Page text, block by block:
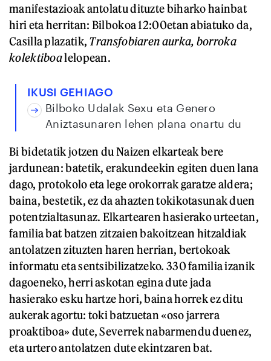
manifestazioak antolatu dituzte biharko hainbat
hiri eta herritan: Bilbokoa 12:00etan abiatuko da,
Casilla plazatik, Transfobiaren aurka, borroka
kolektiboalelopean.
IKUSI GEHIAGO
Bilboko Udalak Sexu eta Genero
Aniztasunaren lehen plana onartu du
Bi bidetatik jotzen du Naizen elkarteak bere
jardunean: batetik, erakundeekin egiten duen lana
dago, protokolo eta lege orokorrak garatze aldera;
baina, bestetik, ez da ahazten tokikotasunak duen
potentzialtasunaz. Elkartearen hasierako urteetan,
familia bat batzen zitzaien bakoitzean hitzaldiak
antolatzen zituzten haren herrian, bertokoak
informatu eta sentsibilizatzeko. 330 familia izanik
dagoeneko, herri askotan egina dute jada
hasierako esku hartze hori, baina horrek ez ditu
aukerak agortu: toki batzuetan «oso jarrera
proaktiboa» dute, Severrek nabarmendu duenez,
eta urtero antolatzen dute ekintzaren bat.